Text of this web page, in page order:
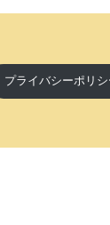
プライバシーポリシ